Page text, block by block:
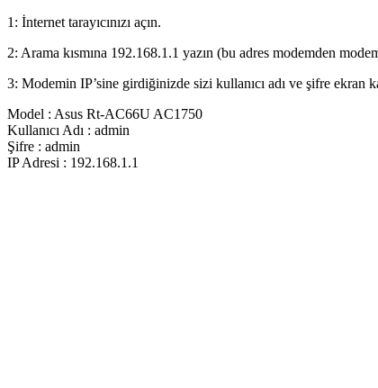
1: İnternet tarayıcınızı açın.
2: Arama kısmına 192.168.1.1 yazın (bu adres modemden
3: Modemin IP’sine girdiğinizde sizi kullanıcı adı ve şifre ekran
Model : Asus Rt-AC66U AC1750
Kullanıcı Adı : admin
Şifre : admin
IP Adresi : 192.168.1.1